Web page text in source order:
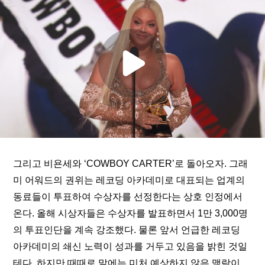
그리고 비욘세와 ‘COWBOY CARTER’로 돌아오자. 그래
미 어워드의 권위는 레코딩 아카데미로 대표되는 업계의
동료들이 투표하여 수상자를 선정한다는 상호 인정에서
온다. 올해 시상자들은 수상자를 발표하면서 1만 3,000명
의 투표인단을 계속 강조했다. 물론 앞서 언급한 레코딩
아카데미의 쇄신 노력이 성과를 거두고 있음을 밝힌 것일